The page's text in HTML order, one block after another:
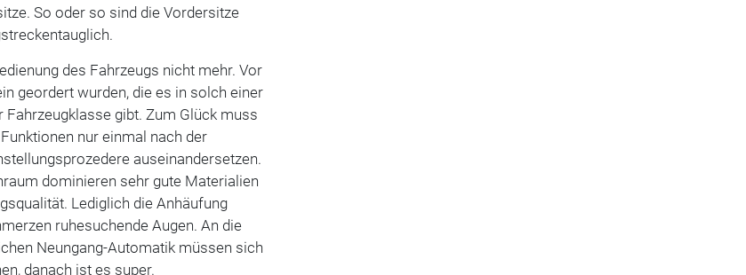
So oder so sind die Vordersitze
des Fahrzeugs nicht mehr. Vor
geordert wurden, die es in solch einer
gibt. Zum Glück muss
nur einmal nach der
auseinandersetzen.
dominieren sehr gute Materialien
Lediglich die Anhäufung
ruhesuchende Augen. An die
Neungang-Automatik müssen sich
danach ist es super.